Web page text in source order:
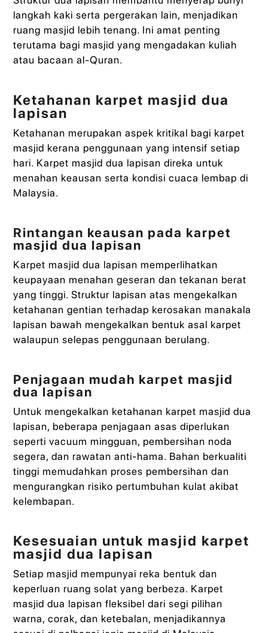
langkah kaki serta pergerakan lain, menjadikan
ruang masjid lebih tenang. Ini amat penting
terutama bagi masjid yang mengadakan kuliah
atau bacaan al-Quran.
Ketahanan karpet masjid dua
lapisan
Ketahanan merupakan aspek kritikal bagi karpet
masjid kerana penggunaan yang intensif setiap
hari. Karpet masjid dua lapisan direka untuk
menahan keausan serta kondisi cuaca lembap di
Malaysia.
Rintangan keausan pada karpet
masjid dua lapisan
Karpet masjid dua lapisan memperlihatkan
keupayaan menahan geseran dan tekanan berat
yang tinggi. Struktur lapisan atas mengekalkan
ketahanan gentian terhadap kerosakan manakala
lapisan bawah mengekalkan bentuk asal karpet
walaupun selepas penggunaan berulang.
Penjagaan mudah karpet masjid
dua lapisan
Untuk mengekalkan ketahanan karpet masjid dua
lapisan, beberapa penjagaan asas diperlukan
seperti vacuum mingguan, pembersihan noda
segera, dan rawatan anti-hama. Bahan berkualiti
tinggi memudahkan proses pembersihan dan
mengurangkan risiko pertumbuhan kulat akibat
kelembapan.
Kesesuaian untuk masjid karpet
masjid dua lapisan
Setiap masjid mempunyai reka bentuk dan
keperluan ruang solat yang berbeza. Karpet
masjid dua lapisan fleksibel dari segi pilihan
warna, corak, dan ketebalan, menjadikannya